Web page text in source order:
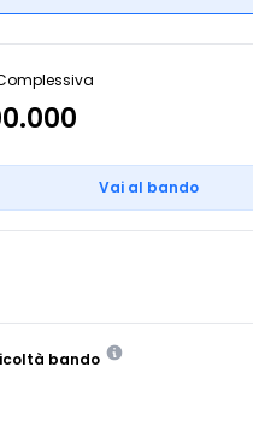
Vai al bando
bando